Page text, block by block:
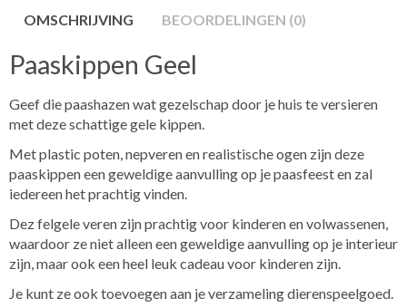
OMSCHRIJVING BEOORDELINGEN (0)
Paaskippen Geel
Geef die paashazen wat gezelschap door je huis te versieren
met deze schattige gele kippen.
Met plastic poten, nepveren en realistische ogen zijn deze
paaskippen een geweldige aanvulling op je paasfeest en zal
iedereen het prachtig vinden.
Dez felgele veren zijn prachtig voor kinderen en volwassenen,
waardoor ze niet alleen een geweldige aanvulling op je interieur
zijn, maar ook een heel leuk cadeau voor kinderen zijn.
Je kunt ze ook toevoegen aan je verzameling dierenspeelgoed.